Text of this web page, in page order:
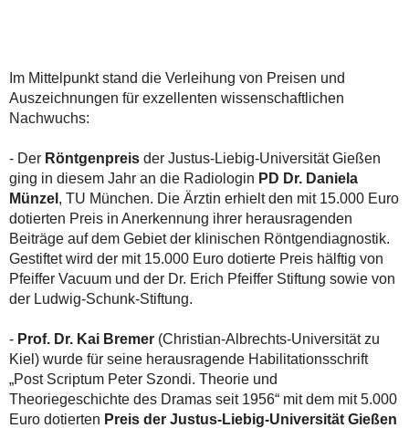
Im Mittelpunkt stand die Verleihung von Preisen und
Auszeichnungen für exzellenten wissenschaftlichen
Nachwuchs:
- Der Röntgenpreisder Justus-Liebig-Universität Gießen
ging in diesem Jahr an die Radiologin PD Dr. Daniela
Münzel , TU München. Die Ärztin erhielt den mit 15.000 Euro
dotierten Preis in Anerkennung ihrer herausragenden
Beiträge auf dem Gebiet der klinischen Röntgendiagnostik.
Gestiftet wird der mit 15.000 Euro dotierte Preis hälftig von
Pfeiffer Vacuum und der Dr. Erich Pfeiffer Stiftung sowie von
der Ludwig-Schunk-Stiftung.
- Prof. Dr. Kai Bremer(Christian-Albrechts-Universität zu
Kiel) wurde für seine herausragende Habilitationsschrift
„Post Scriptum Peter Szondi. Theorie und
Theoriegeschichte des Dramas seit 1956“ mit dem mit 5.000
Euro dotierten Preis der Justus-Liebig-Universität Gießen